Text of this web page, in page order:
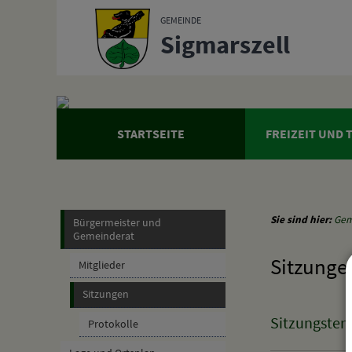
zur Navigationoder
GEMEINDE
Sigmarszell
STARTSEITE FREIZEIT UND
Bürgermeister und
Gemeinderat
Mitglieder
Sitzungen
Protokolle
Sie sind hier:
Sitzungen